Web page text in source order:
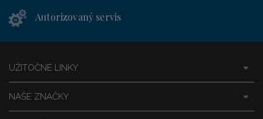
Autorizovaný servis
NAŠE ZNAČKY
UŽITOČNÉ LINKY